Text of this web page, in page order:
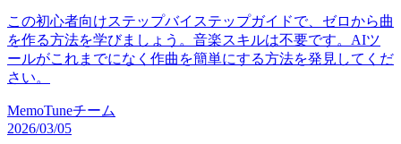
この初心者向けステップバイステップガイドで、ゼロから曲
を作る方法を学びましょう。音楽スキルは不要です。AIツ
ールがこれまでになく作曲を簡単にする方法を発見してくだ
さい。
MemoTuneチーム
2026/03/05